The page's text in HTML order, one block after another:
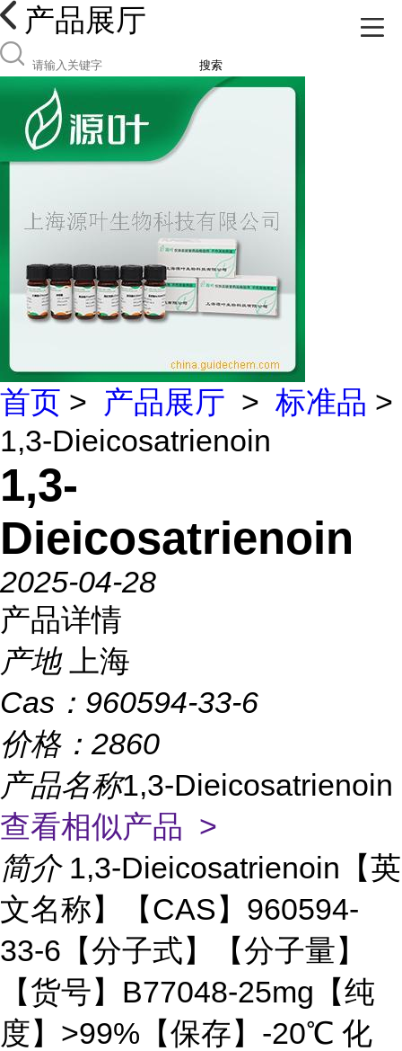
产品展厅
搜索
首页 > 产品展厅 > 标准品 >
1,3-Dieicosatrienoin
1,3-
Dieicosatrienoin
2025-04-28
产品详情
产地
上海
Cas： 960594-33-6
价格： 2860
产品名称1,3-Dieicosatrienoin
查看相似产品 >
简介 1,3-Dieicosatrienoin【英
文名称】【CAS】960594-
33-6【分子式】【分子量】
【货号】B77048-25mg【纯
度】>99%【保存】-20℃ 化